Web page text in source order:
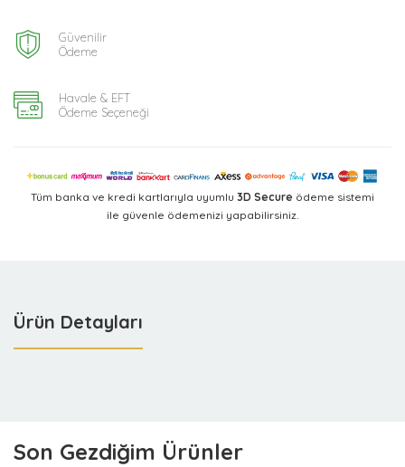
Güvenilir
Ödeme
Havale & EFT
Ödeme Seçeneği
Tüm banka ve kredi kartlarıyla uyumlu 3D Secure ödeme sistemi
ile güvenle ödemenizi yapabilirsiniz.
Ürün Detayları
Son Gezdiğim Ürünler